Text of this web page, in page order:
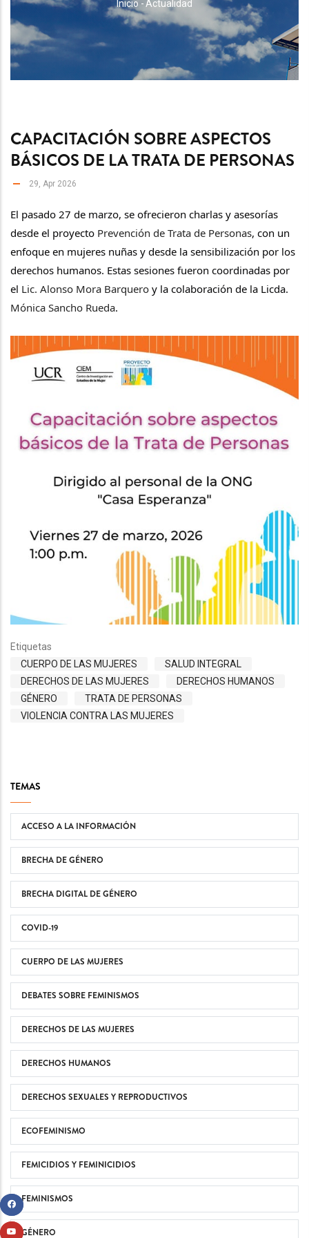
RUTA
DE
NAVEGACIÓN
Inicio -Actualidad
CAPACITACIÓN SOBRE ASPECTOS
BÁSICOS DE LA TRATA DE PERSONAS
29, Apr 2026
El pasado 27 de marzo, se ofrecieron charlas y asesorías
desde el proyecto Prevención de Trata de Personas, con un
enfoque en mujeres nuñas y desde la sensibilización por los
derechos humanos. Estas sesiones fueron coordinadas por
el Lic. Alonso Mora Barquero y la colaboración de la Licda.
Mónica Sancho Rueda.
Etiquetas
CUERPO DE LAS MUJERES
SALUD INTEGRAL
DERECHOS DE LAS MUJERES
DERECHOS HUMANOS
GÉNERO
TRATA DE PERSONAS
VIOLENCIA CONTRA LAS MUJERES
TEMAS
ACCESO A LA INFORMACIÓN
BRECHA DE GÉNERO
BRECHA DIGITAL DE GÉNERO
COVID-19
CUERPO DE LAS MUJERES
DEBATES SOBRE FEMINISMOS
DERECHOS DE LAS MUJERES
DERECHOS HUMANOS
DERECHOS SEXUALES Y REPRODUCTIVOS
ECOFEMINISMO
FEMICIDIOS Y FEMINICIDIOS
FEMINISMOS
GÉNERO